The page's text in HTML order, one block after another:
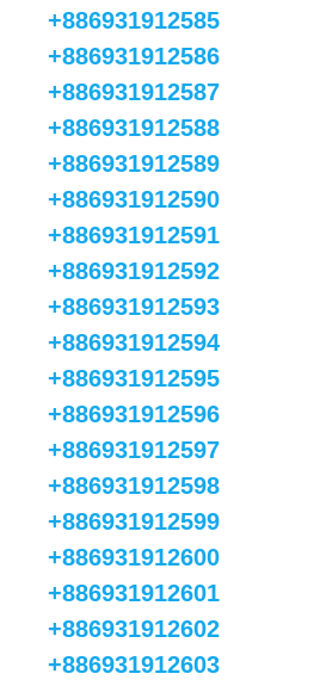
+886931912585
+886931912586
+886931912587
+886931912588
+886931912589
+886931912590
+886931912591
+886931912592
+886931912593
+886931912594
+886931912595
+886931912596
+886931912597
+886931912598
+886931912599
+886931912600
+886931912601
+886931912602
+886931912603